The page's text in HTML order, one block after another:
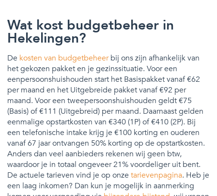
Wat kost budgetbeheer in
Hekelingen?
De kosten van budgetbeheerbij ons zijn afhankelijk van
het gekozen pakket en je gezinssituatie. Voor een
eenpersoonshuishouden start het Basispakket vanaf €62
per maand en het Uitgebreide pakket vanaf €92 per
maand. Voor een tweepersoonshuishouden geldt €75
(Basis) of €111 (Uitgebreid) per maand. Daarnaast gelden
eenmalige opstartkosten van €340 (1P) of €410 (2P). Bij
een telefonische intake krijg je €100 korting en ouderen
vanaf 67 jaar ontvangen 50% korting op de opstartkosten.
Anders dan veel aanbieders rekenen wij geen btw,
waardoor je in totaal ongeveer 21% voordeliger uit bent.
De actuele tarieven vind je op onze tarievenpagina. Heb je
een laag inkomen? Dan kun je mogelijk in aanmerking